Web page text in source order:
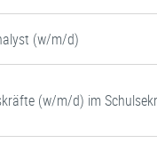
(w/m/d)
(w/m/d) im